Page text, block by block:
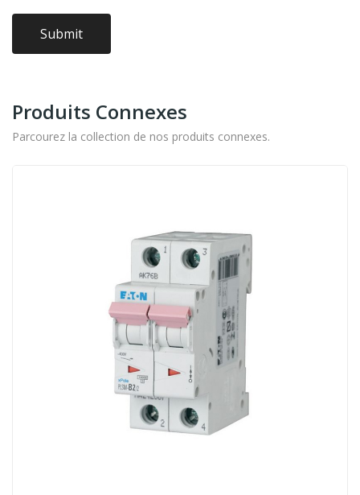
Produits Connexes
Parcourez la collection de nos produits connexes.